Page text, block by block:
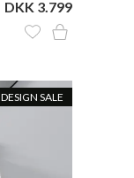
DKK 3.799
DESIGN SALE